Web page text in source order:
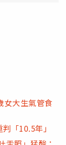
大生氣管食
「10.5年」